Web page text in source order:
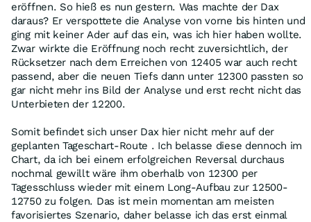
eröffnen. So hieß es nun gestern. Was machte der Dax
daraus? Er verspottete die Analyse von vorne bis hinten und
ging mit keiner Ader auf das ein, was ich hier haben wollte.
Zwar wirkte die Eröffnung noch recht zuversichtlich, der
Rücksetzer nach dem Erreichen von 12405 war auch recht
passend, aber die neuen Tiefs dann unter 12300 passten so
gar nicht mehr ins Bild der Analyse und erst recht nicht das
Unterbieten der 12200.
Somit befindet sich unser Dax hier nicht mehr auf der
geplanten Tageschart-Route . Ich belasse diese dennoch im
Chart, da ich bei einem erfolgreichen Reversal durchaus
nochmal gewillt wäre ihm oberhalb von 12300 per
Tagesschluss wieder mit einem Long-Aufbau zur 12500-
12750 zu folgen. Das ist mein momentan am meisten
favorisiertes Szenario, daher belasse ich das erst einmal